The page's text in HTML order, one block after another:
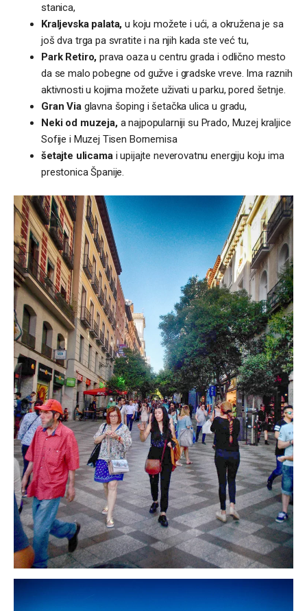
stanica,
Kraljevska palata, u koju možete i ući, a okružena je sa
još dva trga pa svratite i na njih kada ste već tu,
Park Retiro, prava oaza u centru grada i odlično mesto
da se malo pobegne od gužve i gradske vreve. Ima raznih
aktivnosti u kojima možete uživati u parku, pored šetnje.
Gran Via glavna šoping i šetačka ulica u gradu,
Neki od muzeja,a najpopularniji su Prado, Muzej kraljice
Sofije i Muzej Tisen Bornemisa
šetajte ulicama i upijajte neverovatnu energiju koju ima
prestonica Španije.